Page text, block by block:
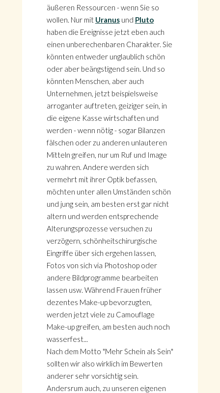
äußeren Ressourcen - wenn Sie so
wollen. Nur mit Uranusund Pluto
haben die Ereignisse jetzt eben auch
einen unberechenbaren Charakter. Sie
könnten entweder unglaublich schön
oder aber beängstigend sein. Und so
könnten Menschen, aber auch
Unternehmen, jetzt beispielsweise
arroganter auftreten, geiziger sein, in
die eigene Kasse wirtschaften und
werden - wenn nötig - sogar Bilanzen
fälschen oder zu anderen unlauteren
Mitteln greifen, nur um Ruf und Image
zu wahren. Andere werden sich
vermehrt mit ihrer Optik befassen,
möchten unter allen Umständen schön
und jung sein, am besten erst gar nicht
altern und werden entsprechende
Alterungsprozesse versuchen zu
verzögern, schönheitschirurgische
Eingriffe über sich ergehen lassen,
Fotos von sich via Photoshop oder
andere Bildprogramme bearbeiten
lassen usw. Während Frauen früher
dezentes Make-up bevorzugten,
werden jetzt viele zu Camouflage
Make-up greifen, am besten auch noch
wasserfest...
Nach dem Motto "Mehr Schein als Sein"
sollten wir also wirklich im Bewerten
anderer sehr vorsichtig sein.
Andersrum auch, zu unseren eigenen